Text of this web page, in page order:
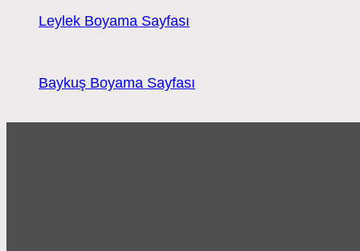
Leylek Boyama Sayfası
Baykuş Boyama Sayfası